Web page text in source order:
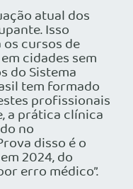
atual dos
Isso
os cursos de
cidades sem
do Sistema
tem formado
profissionais
a prática clínica
no
disso é o
2024, do
erro médico”.